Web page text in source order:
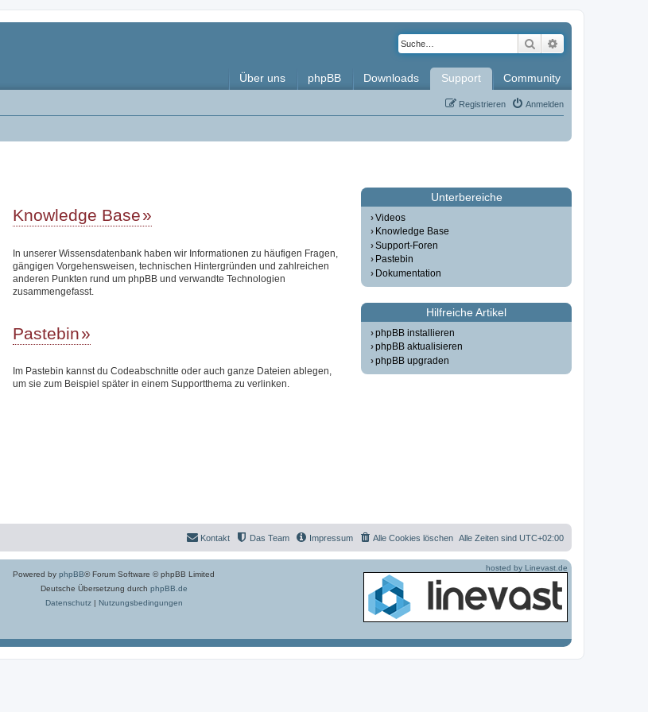
Suche
Über uns phpBB Downloads Support Community
Anmelden
Registrieren
Knowledge Base
In unserer Wissensdatenbank haben wir Informationen zu häufigen Fragen,
gängigen Vorgehensweisen, technischen Hintergründen und zahlreichen
anderen Punkten rund um phpBB und verwandte Technologien
zusammengefasst.
Pastebin
Im Pastebin kannst du Codeabschnitte oder auch ganze Dateien ablegen,
um sie zum Beispiel später in einem Supportthema zu verlinken.
Unterbereiche
Videos
Knowledge Base
Support-Foren
Pastebin
Dokumentation
Hilfreiche Artikel
phpBB installieren
phpBB aktualisieren
phpBB upgraden
Alle Zeiten sind UTC+02:00
Alle Cookies löschen
Impressum
Das Team
Kontakt
Powered by phpBB® Forum Software © phpBB Limited
Deutsche Übersetzung durch phpBB.de
Datenschutz| Nutzungsbedingungen
hosted by Linevast.de